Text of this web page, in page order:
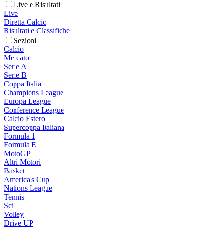
Live e Risultati
Live
Diretta Calcio
Risultati e Classifiche
Sezioni
Calcio
Mercato
Serie A
Serie B
Coppa Italia
Champions League
Europa League
Conference League
Calcio Estero
Supercoppa Italiana
Formula 1
Formula E
MotoGP
Altri Motori
Basket
America's Cup
Nations League
Tennis
Sci
Volley
Drive UP